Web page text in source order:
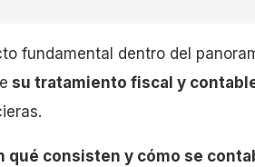
fundamental dentro del
su tratamiento fiscal y
qué consisten y cómo se